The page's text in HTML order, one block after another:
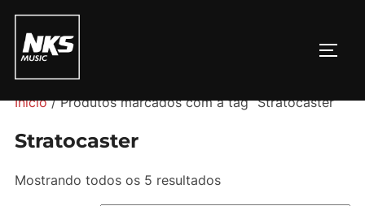
Pular
para
conteúdo
Início/ Produtos marcados com a tag “Stratocaster”
Stratocaster
Mostrando todos os 5 resultados